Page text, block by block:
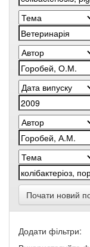
Почати новий
Додати фільтри: